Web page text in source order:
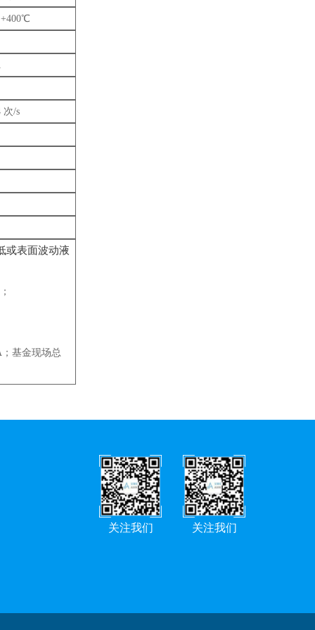
次/s
或表面波动液
；基金现场总
关注我们 关注我们